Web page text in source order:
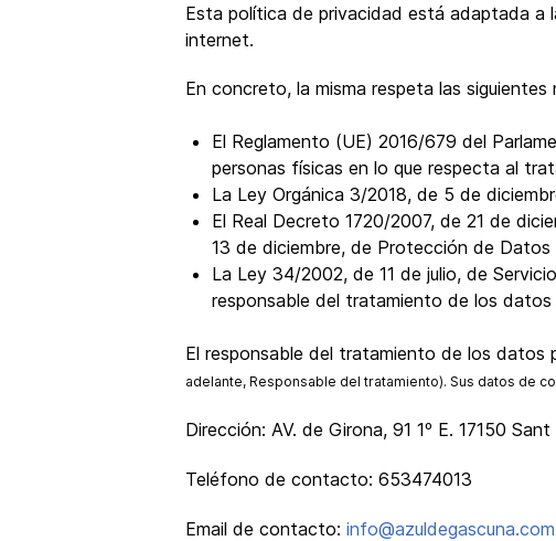
Esta política de privacidad está adaptada a
internet.
En concreto, la misma respeta las siguientes
El Reglamento (UE) 2016/679 del
personas físicas en lo que respecta al
La Ley Orgánica 3/2018, de 5 de
El Real Decreto 1720/2007, de 21 de
13 de diciembre, de Protección de
La Ley 34/2002, de 11 de julio, de
responsable del tratamiento de los datos
El responsable del tratamiento de los datos
adelante, Responsable del tratamiento). Sus datos de
Dirección: AV. de Girona, 91 1º E. 17150
Teléfono de contacto: 653474013
Email de contacto:info@azuldegascuna.com